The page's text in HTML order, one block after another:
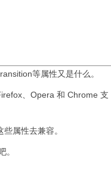
等属性又是什么。
、Opera 和 Chrome 支
属性去兼容。
。